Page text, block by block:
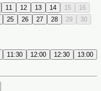
11 12 13 14 15
16
25 26 27 28 29
30
11:30 12:00 12:30
13:00